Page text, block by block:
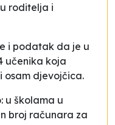
roditelja i
i podatak da je u
učenika koja
osam djevojčica.
u školama u
broj računara za